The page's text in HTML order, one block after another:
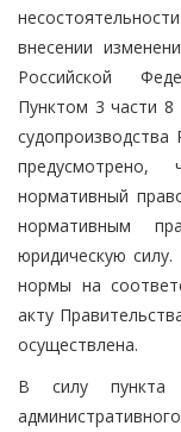
внесении
Российской
Пунктом 3 части 8
нормативный
нормативным
юридическую
нормы на
акту
осуществлена.
В силу